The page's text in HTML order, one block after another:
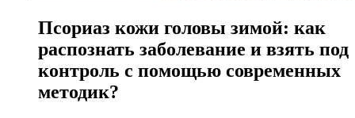
Псориаз кожи головы зимой: как
распознать заболевание и взять под
контроль с помощью современных
методик?